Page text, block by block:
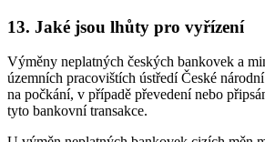
13. Jaké jsou lhůty pro vyřízení
Výměny neplatných českých bankovek a
územních pracovištích ústředí České
na počkání, v případě převedení nebo
tyto bankovní transakce.